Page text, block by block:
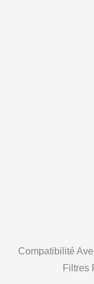
Compatibilité
Filtres